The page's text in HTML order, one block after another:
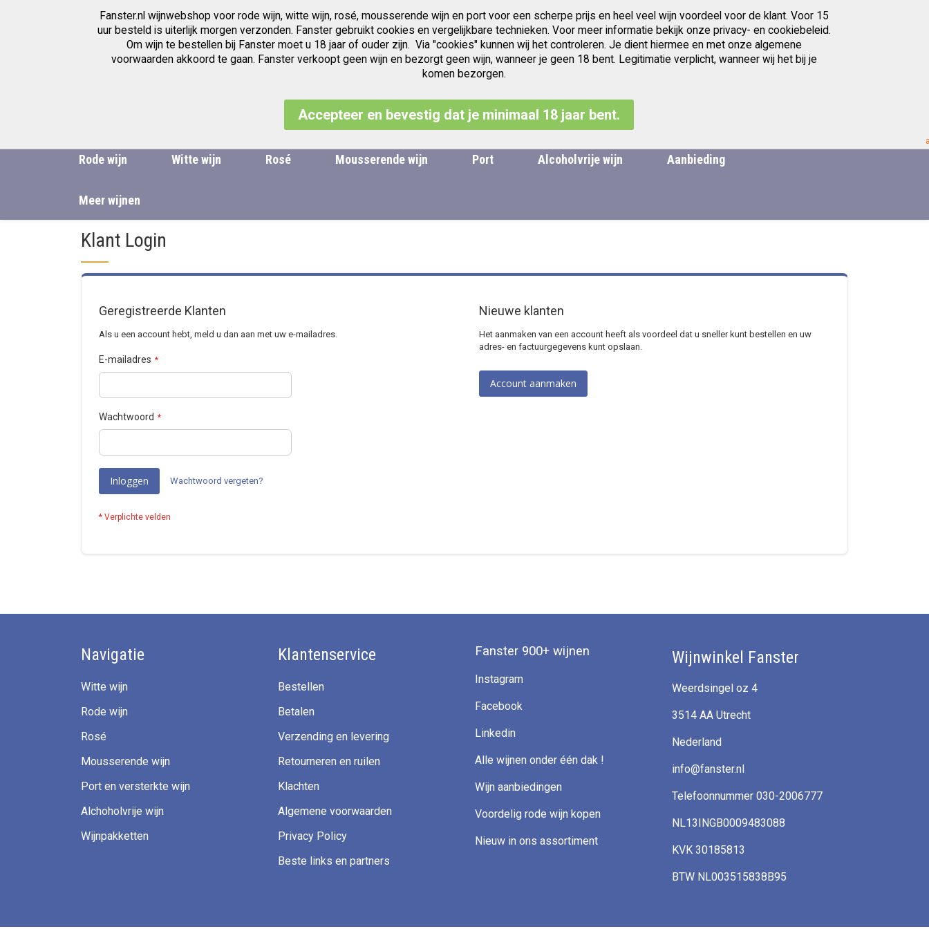
Fanster.nl wijnwebshop voor rode wijn, witte wijn, rosé, mousserende wijn en port voor een scherpe prijs en heel veel wijn voordeel voor de klant. Voor 15
uur besteld is uiterlijk morgen verzonden. Fanster gebruikt cookies en vergelijkbare technieken. Voor meer informatie bekijk onze privacy- en cookiebeleid.
Om wijn te bestellen bij Fanster moet u 18 jaar of ouder zijn. Via "cookies" kunnen wij het controleren. Je dient hiermee en met onze algemene
voorwaarden akkoord te gaan. Fanster verkoopt geen wijn en bezorgt geen wijn, wanneer je geen 18 bent. Legitimatie verplicht, wanneer wij het bij je
komen bezorgen.
Accepteer en bevestig dat je minimaal 18 jaar bent.
Wijnwinkel voor de beste wijnen Gratis verzending v.a. € 97.50 Jubileum jaren Vintage Port Gratis afhalen in Utrecht
Rode wijn Witte wijn Rosé Mousserende wijn Port Alcoholvrije wijn Aanbieding
Meer wijnen
Klant Login
Geregistreerde Klanten
Als u een account hebt, meld u dan aan met uw e-mailadres.
E-mailadres
Wachtwoord
Inloggen Wachtwoord vergeten?
Nieuwe klanten
Het aanmaken van een account heeft als voordeel dat u sneller kunt bestellen en uw
adres- en factuurgegevens kunt opslaan.
Account aanmaken
Navigatie
Witte wijn
Rode wijn
Rosé
Mousserende wijn
Port en versterkte wijn
Alchoholvrije wijn
Wijnpakketten
Klantenservice
Bestellen
Betalen
Verzending en levering
Retourneren en ruilen
Klachten
Algemene voorwaarden
Privacy Policy
Beste links en partners
Fanster 900+ wijnen
Instagram
Facebook
Linkedin
Alle wijnen onder één dak !
Wijn aanbiedingen
Voordelig rode wijn kopen
Nieuw in ons assortiment
Wijnwinkel Fanster
Weerdsingel oz 4
3514 AA Utrecht
Nederland
info@fanster.nl
Telefoonnummer 030-2006777
NL13INGB0009483088
KVK 30185813
BTW NL003515838B95